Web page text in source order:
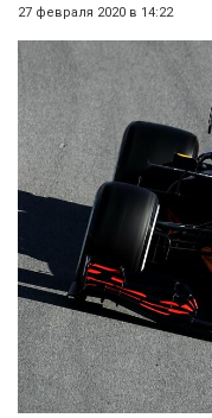
27 февраля 2020 в 14:22